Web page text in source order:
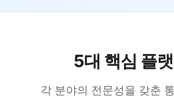
5대 핵심 플
각 분야의 전문성을 갖춘